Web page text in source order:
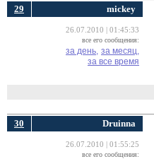
29 mickey
26.07.2010 | 01:45:33
все его сообщения:
за день, за месяц,
за все время
30 Druinna
26.07.2010 | 01:55:25
все его сообщения: